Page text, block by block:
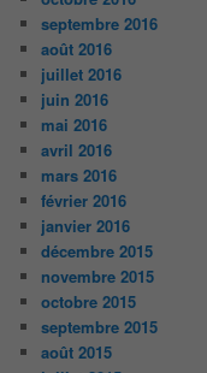
septembre 2016
août 2016
juillet 2016
juin 2016
mai 2016
avril 2016
mars 2016
février 2016
janvier 2016
décembre 2015
novembre 2015
octobre 2015
septembre 2015
août 2015